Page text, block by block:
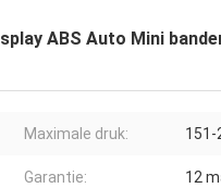
ABS Auto Mini
Maximale druk: 151-
Garantie: 12